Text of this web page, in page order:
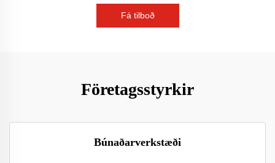
Fá tilboð
Företagsstyrkir
Búnaðarverkstæði